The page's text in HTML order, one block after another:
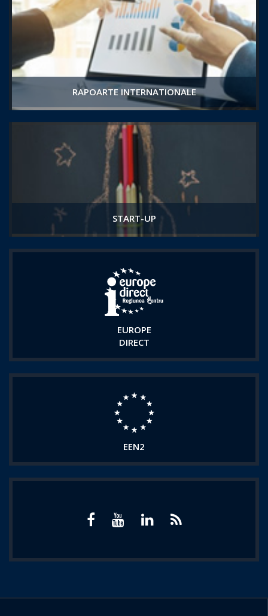
RAPOARTE INTERNATIONALE
START-UP
EUROPE
DIRECT
EEN2